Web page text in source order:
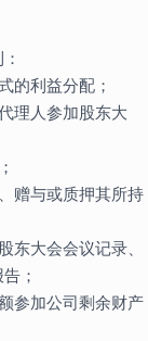
的利益分配；
理人参加股东大
赠与或质押其所持
大会会议记录、
；
参加公司剩余财产